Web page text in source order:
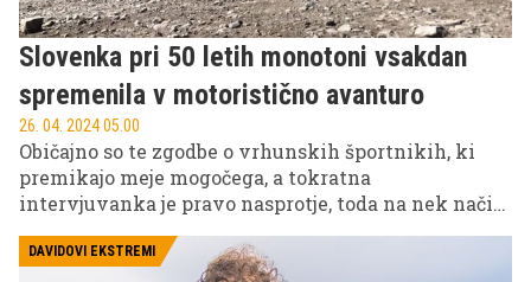
Slovenka pri 50 letih monotoni vsakdan
spremenila v motoristično avanturo
26. 04. 2024 05.00
Običajno so te zgodbe o vrhunskih športnikih, ki
premikajo meje mogočega, a tokratna
intervjuvanka je pravo nasprotje, toda na nek način
Gordani Zalar je zgodba o povsem običajni
DAVIDOVI EKSTREMI